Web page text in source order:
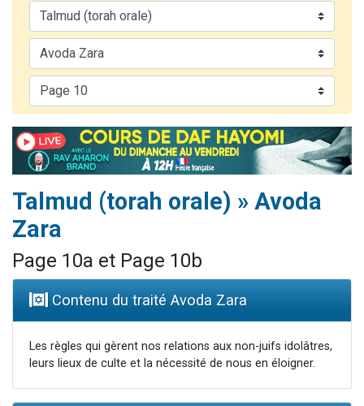
6 personnes viennent de nous rejoindre sur WhatsApp
4 personnes viennent de faire un don pour Reloger Rivka, 6 enfants, victime de violences...
4 personnes viennent de nous rejoindre sur WhatsApp
3 nouvelles musiques dans Torah-Box Music
Talmud (torah orale) » Avoda
Zara
Page 10a et Page 10b
Contenu du traité Avoda Zara
Les règles qui gèrent nos relations aux non-juifs idolâtres,
leurs lieux de culte et la nécessité de nous en éloigner.